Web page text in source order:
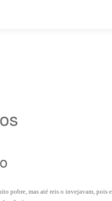
pobre, mas até reis o invejavam,